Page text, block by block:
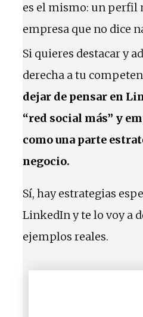
es el mismo: un perfil
empresa que no dice
Si quieres destacar y
derecha a tu
dejar de pensar en
“red social más” y
como una parte
negocio.
Sí, hay estrategias
LinkedIn y te lo voy a
ejemplos reales.